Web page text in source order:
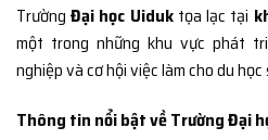
TrườngĐại học Uiduktọa lạc tại
một trong những khu vực phát
nghiệp và cơ hội việc làm cho du
Thông tin nổi bật về Trường Đại